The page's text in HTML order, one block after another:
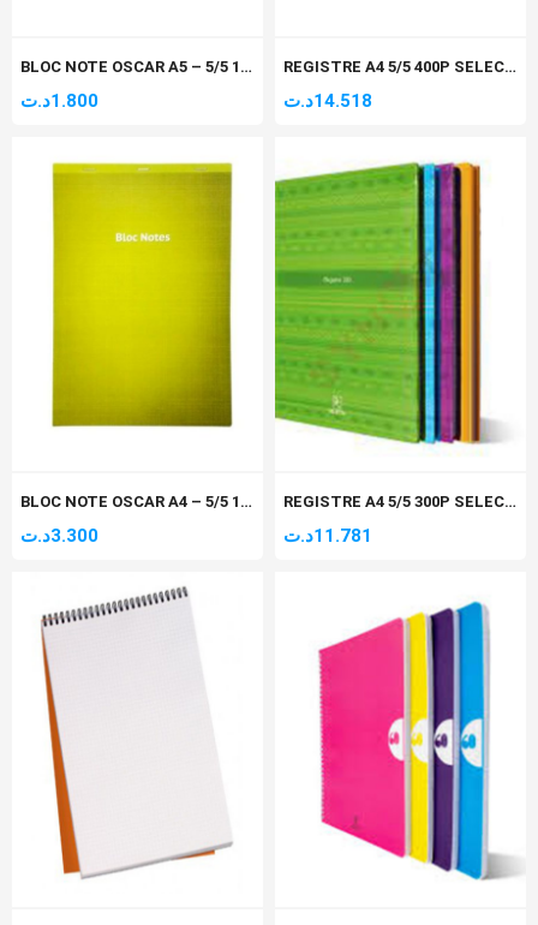
BLOC NOTE OSCAR A5 – 5/5 100P COUVERTURE CARTON
1.800د.ت
REGISTRE A4 5/5 400P SELECTA
14.518د.ت
BLOC NOTE OSCAR A4 – 5/5 100P COUVERTURE CARTON
3.300د.ت
REGISTRE A4 5/5 300P SELECTA
11.781د.ت